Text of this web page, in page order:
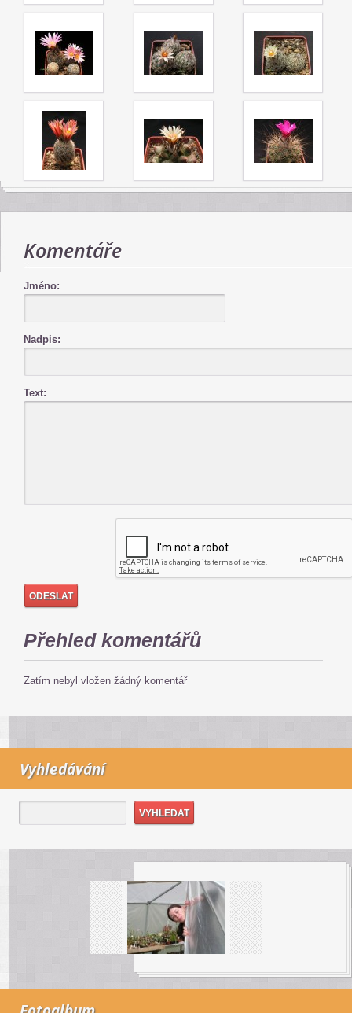
Komentáře
Jméno:
Nadpis:
Text:
Přehled komentářů
Zatím nebyl vložen žádný komentář
Vyhledávání